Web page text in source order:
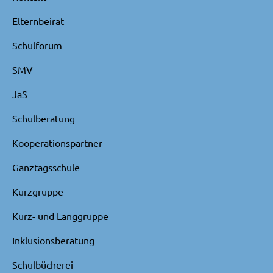
Elternbeirat
Schulforum
SMV
JaS
Schulberatung
Kooperationspartner
Ganztagsschule
Kurzgruppe
Kurz- und Langgruppe
Inklusionsberatung
Schulbücherei